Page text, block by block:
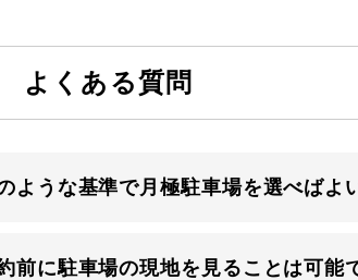
よくある質問
ような基準で月極駐車場を選べばよ
前に駐車場の現地を見ることは可能